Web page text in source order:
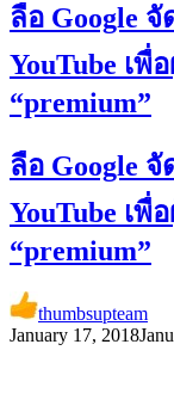
ลือ Google
YouTube เ
“premium”
ลือ Google
YouTube เ
“premium”
thumbsupteam
January 17, 2018